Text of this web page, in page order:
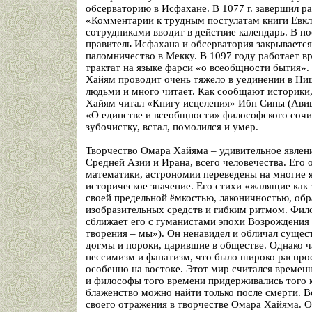
обсерваторию в Исфахане. В 1077 г. завершил
«Комментарии к трудным постулатам книги
сотрудниками вводит в действие календарь. В
правитель Исфахана и обсерватория
паломничество в Мекку. В 1097 году работает
трактат на языке фарси «о всеобщности
Хайям проводит очень тяжело в уединении в
людьми и много читает. Как сообщают
Хайям читал «Книгу исцеления» Ибн Сины
«О единстве и всеобщности» философского
зубочистку, встал, помолился и умер.
Творчество Омара Хайяма – удивительное
Средней Азии и Ирана, всего человечества. Его
математики, астрономии переведены на многие
историческое значение. Его стихи «жалящие
своей предельной ёмкостью, лаконичностью,
изобразительных средств и гибким ритмом.
сближает его с гуманистами эпохи
творения – мы»). Он ненавидел и обличал
догмы и пороки, царившие в обществе. Однако
пессимизм и фанатизм, что было широко
особенно на востоке. Этот мир считался
и философы того времени придерживались
блаженство можно найти только после смерти.
своего отражения в творчестве Омара Хайяма.